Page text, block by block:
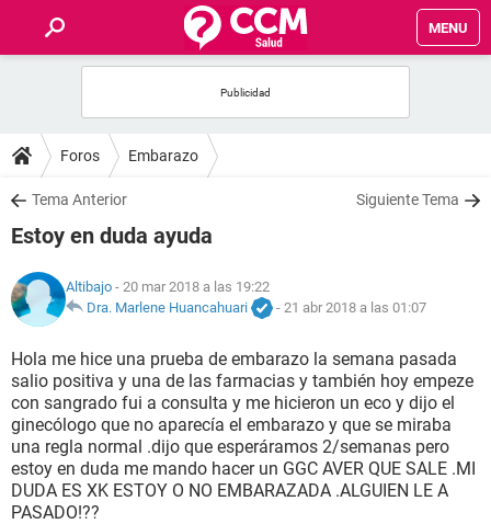
MENU
FOROS
SALUD
FAMILIA
NUTRICIÓN
BIENESTAR
SEXUALIDAD
GLOSARIO
Foros Embarazo
Tema Anterior Siguiente Tema
Estoy en duda ayuda
Altibajo - 20 mar 2018 a las 19:22
Dra. Marlene Huancahuari
- 21 abr 2018 a las 01:07
Hola me hice una prueba de embarazo la semana pasada
salio positiva y una de las farmacias y también hoy empeze
con sangrado fui a consulta y me hicieron un eco y dijo el
ginecólogo que no aparecía el embarazo y que se miraba
una regla normal .dijo que esperáramos 2/semanas pero
estoy en duda me mando hacer un GGC AVER QUE SALE .MI
DUDA ES XK ESTOY O NO EMBARAZADA .ALGUIEN LE A
PASADO!??